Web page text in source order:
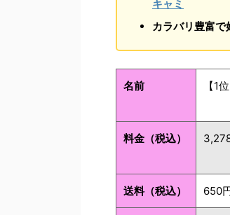
キャミ
カラバリ豊富
名前 【1
料金（税込）
送料（税込） 650